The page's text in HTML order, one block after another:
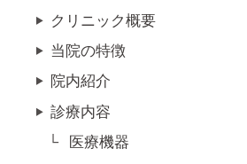
クリニック概要
当院の特徴
院内紹介
診療内容
医療機器